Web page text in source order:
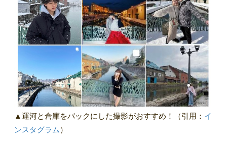
▲運河と倉庫をバックにした撮影がおすすめ！（引用： イ
ンスタグラム ）